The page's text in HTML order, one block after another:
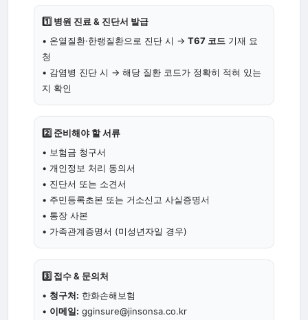
1️⃣ 병원 진료 & 진단서 발급
• 온열질환·한랭질환으로 진단 시 → T67 코드 기재 요
청
• 감염병 진단 시 → 해당 질환 코드가 정확히 적혀 있는
지 확인
2️⃣ 준비해야 할 서류
• 보험금 청구서
• 개인정보 처리 동의서
• 진단서 또는 소견서
• 주민등록초본 또는 거소신고 사실증명서
• 통장 사본
• 가족관계증명서 (미성년자일 경우)
3️⃣ 접수 & 문의처
• 청구처: 한화손해보험
• 이메일: gginsure@jinsonsa.co.kr